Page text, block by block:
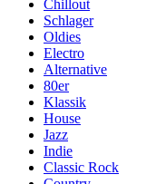
Chillout
Schlager
Oldies
Electro
Alternative
80er
Klassik
House
Jazz
Indie
Classic Rock